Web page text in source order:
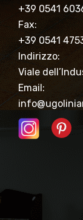
+39 0541
Fax:
+39 0541
Indirizzo:
Viale
Email: